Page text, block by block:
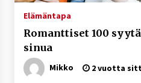
Elämäntapa
Romanttiset 100
sinua
Mikko 2 vuotta